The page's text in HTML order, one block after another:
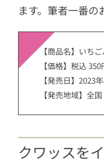
ます。筆者一番の
【商品名】いち
【価格】税込 350
【発売日】2023
【発売地域】全国
クワッスを